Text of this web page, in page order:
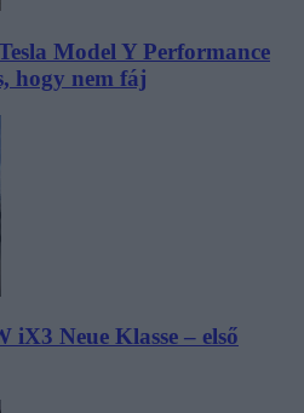
Model Y Performance
hogy nem fáj
iX3 Neue Klasse – első